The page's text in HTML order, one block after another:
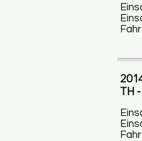
TH